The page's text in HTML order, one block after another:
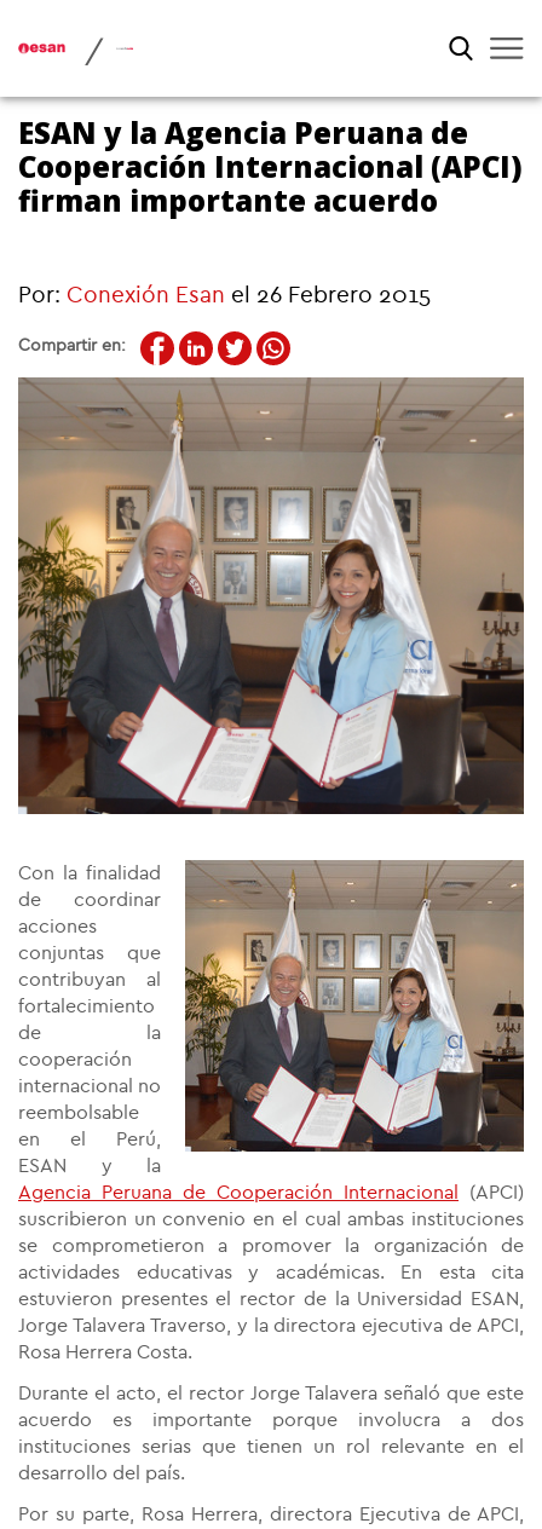
/
ESAN y la Agencia Peruana de
Cooperación Internacional (APCI)
firman importante acuerdo
Por: Conexión Esan el 26 Febrero 2015
Compartir en:
Con la finalidad
de coordinar
acciones
conjuntas que
contribuyan al
fortalecimiento
de la
cooperación
internacional no
reembolsable
en el Perú,
ESAN y la
Agencia Peruana de Cooperación Internacional
(APCI)
suscribieron un convenio en el cual ambas instituciones
se comprometieron a promover la organización de
actividades educativas y académicas. En esta cita
estuvieron presentes el rector de la Universidad ESAN,
Jorge Talavera Traverso, y la directora ejecutiva de APCI,
Rosa Herrera Costa.
Durante el acto, el rector Jorge Talavera señaló que este
acuerdo es importante porque involucra a dos
instituciones serias que tienen un rol relevante en el
desarrollo del país.
Por su parte, Rosa Herrera, directora Ejecutiva de APCI,